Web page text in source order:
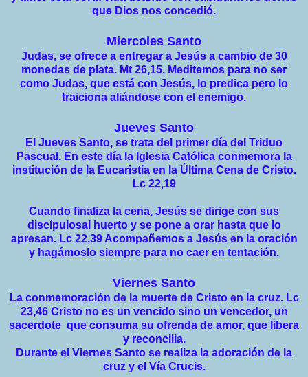
que Dios nos concedió.
Miercoles Santo
Judas, se ofrece a entregar a Jesús a cambio de 30
monedas de plata. Mt 26,15. Meditemos para no ser
como Judas, que está con Jesús, lo predica pero lo
traiciona aliándose con el enemigo.
Jueves Santo
El Jueves Santo, se trata del primer día del Triduo
Pascual. En este día la Iglesia Católica conmemora la
institución de la Eucaristía en la Última Cena de Cristo.
Lc 22,19
Cuando finaliza la cena, Jesús se dirige con sus
discípulosal huerto y se pone a orar hasta que lo
apresan. Lc 22,39 Acompañemos a Jesús en la oración
y hagámoslo siempre para no caer en tentación.
Viernes Santo
La conmemoración de la muerte de Cristo en la cruz. Lc
23,46 Cristo no es un vencido sino un vencedor, un
sacerdote que consuma su ofrenda de amor, que libera
y reconcilia.
Durante el Viernes Santo se realiza la adoración de la
cruz y el Vía Crucis.